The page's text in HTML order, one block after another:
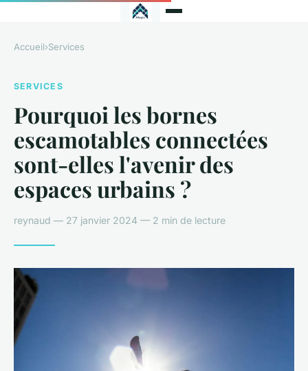
Accueil›Services
SERVICES
Pourquoi les bornes
escamotables connectées
sont-elles l'avenir des
espaces urbains ?
reynaud — 27 janvier 2024 — 2 min de lecture